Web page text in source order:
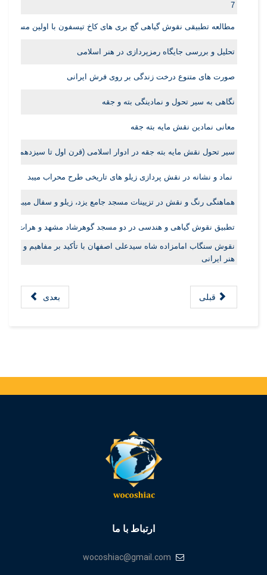
7
مطالعه تطبیقی نقوش گیاهی گچ بری های کاخ تیسفون با اولین مساجد
تحلیل و بررسی جایگاه رمزپردازی در هنر اسلامی
صورت های متنوع درخت زندگی بر روی فرش ایرانی
نگاهی به سیر تحول و نمادینگی بته و جقه
معانی نمادین نقش مایه بته جقه
سیر تحول نقش مایه بته جقه در ادوار اسلامی (قرن اول تا سیزدهم
نماد و نشانه در نقش پردازی زیلو های تاریخی طرح محراب میبد
هماهنگی رنگ و نقش در تزیینات مسجد جامع یزد، زیلو و سفال میبد
تطبیق نقوش گیاهی و هندسی در دو مسجد گوهرشاد مشهد و هرات
نقوش سنگاب امامزاده شاه سیدعلی اصفهان با تأکید بر مفاهیم و
هنر ایرانی
قبلی بعدی
ارتباط با ما
wocoshiac@gmail.com